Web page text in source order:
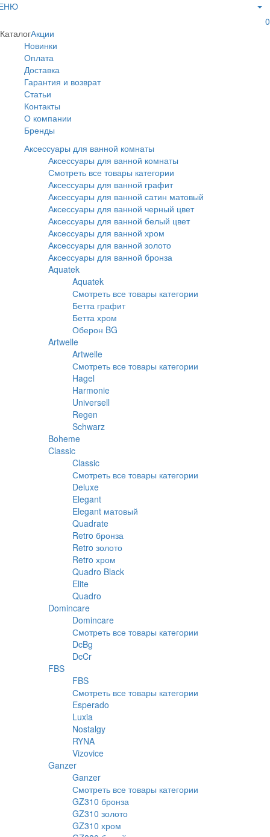
0
КаталогАкции
Новинки
Оплата
Доставка
Гарантия и возврат
Статьи
Контакты
О компании
Бренды
Аксессуары для ванной комнаты
Аксессуары для ванной комнаты
Смотреть все товары категории
Аксессуары для ванной графит
Аксессуары для ванной сатин матовый
Аксессуары для ванной черный цвет
Аксессуары для ванной белый цвет
Аксессуары для ванной хром
Аксессуары для ванной золото
Аксессуары для ванной бронза
Aquatek
Aquatek
Смотреть все товары категории
Бетта графит
Бетта хром
Оберон BG
Artwelle
Artwelle
Смотреть все товары категории
Hagel
Harmonie
Universell
Regen
Schwarz
Boheme
Classic
Classic
Смотреть все товары категории
Deluxe
Elegant
Elegant матовый
Quadrate
Retro бронза
Retro золото
Retro хром
Quadro Black
Elite
Quadro
Domincare
Domincare
Смотреть все товары категории
DcBg
DcCr
FBS
FBS
Смотреть все товары категории
Esperado
Luxia
Nostalgy
RYNA
Vizovice
Ganzer
Ganzer
Смотреть все товары категории
GZ310 бронза
GZ310 золото
GZ310 хром